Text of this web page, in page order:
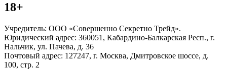
18+
Учредитель: ООО «Совершенно Секретно Трейд».
Юридический адрес: 360051, Кабардино-Балкарская Респ., г.
Нальчик, ул. Пачева, д. 36
Почтовый адрес: 127247, г. Москва, Дмитровское шоссе, д.
100, стр. 2